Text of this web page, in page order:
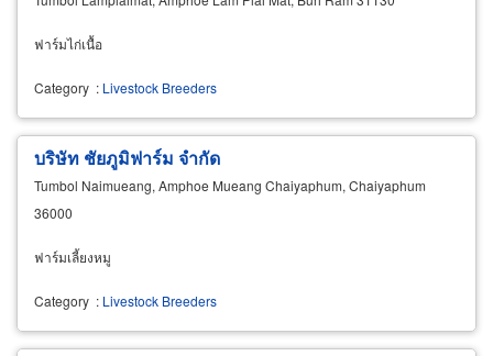
ฟาร์มไก่เนื้อ
Category : Livestock Breeders
บริษัท ชัยภูมิฟาร์ม จำกัด
Tumbol Naimueang, Amphoe Mueang Chaiyaphum, Chaiyaphum
36000
ฟาร์มเลี้ยงหมู
Category : Livestock Breeders